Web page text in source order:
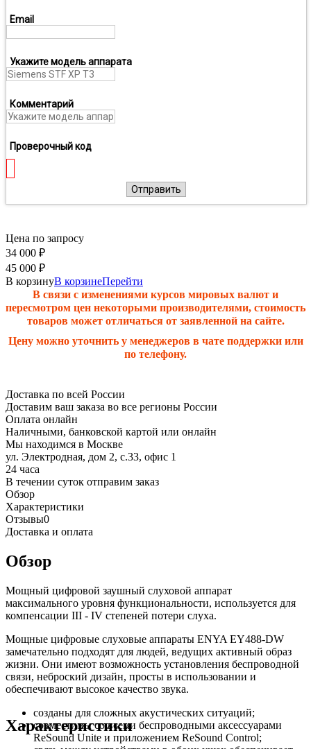
Email
Укажите модель аппарата
Комментарий
Проверочный код
Отправить
Цена по запросу
34 000 ₽
45 000 ₽
В корзинуВ корзинеПерейти
В связи с изменениями курсов мировых валют и
пересмотром цен некоторыми производителями, стоимость
товаров может отличаться от заявленной на сайте.
Цену можно уточнить у менеджеров в чате поддержки или
по телефону.
Доставка по всей России
Доставим ваш заказа во все регионы России
Оплата онлайн
Наличными, банковской картой или онлайн
Мы находимся в Москве
ул. Электродная, дом 2, с.33, офис 1
24 часа
В течении суток отправим заказ
Обзор
Характеристики
Отзывы0
Доставка и оплата
Обзор
Мощный цифровой заушный слуховой аппарат
максимального уровня функциональности, используется для
компенсации III - IV степеней потери слуха.
Мощные цифровые слуховые аппараты ENYA EY488-DW
замечательно подходят для людей, ведущих активный образ
жизни. Они имеют возможность установления беспроводной
связи, неброский дизайн, просты в использовании и
обеспечивают высокое качество звука.
созданы для сложных акустических ситуаций;
совместимы со всеми беспроводными аксессуарами
ReSound Unite и приложением ReSound Control;
Характеристики